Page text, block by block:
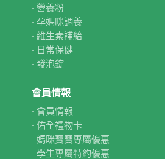
營養粉
孕媽咪調養
維生素補給
日常保健
發泡錠
會員情報
會員情報
佑全禮物卡
媽咪寶寶專屬優惠
學生專屬特約優惠